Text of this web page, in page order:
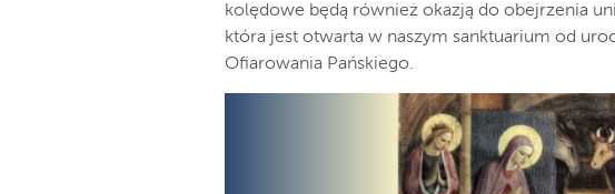
kolędowe będą również okazją do obejrzenia
która jest otwarta w naszym sanktuarium od
Ofiarowania Pańskiego.